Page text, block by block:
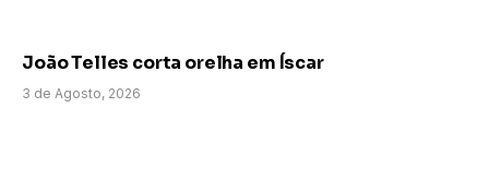
João Telles corta orelha em Íscar
3 de Agosto, 2026